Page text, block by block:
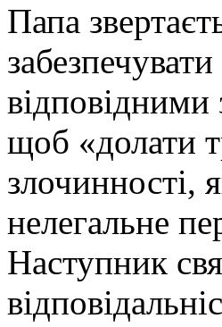
Папа
відповідними
щоб «долати
злочинності,
нелегальне
Наступник